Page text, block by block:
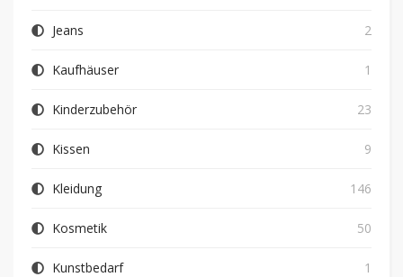
Jeans 2
Kaufhäuser 1
Kinderzubehör 23
Kissen 9
Kleidung 146
Kosmetik 50
Kunstbedarf 1